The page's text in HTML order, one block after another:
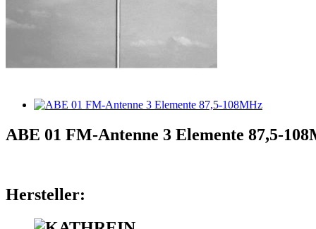
ABE 01 FM-Antenne 3 Elemente 87,5-
Hersteller: